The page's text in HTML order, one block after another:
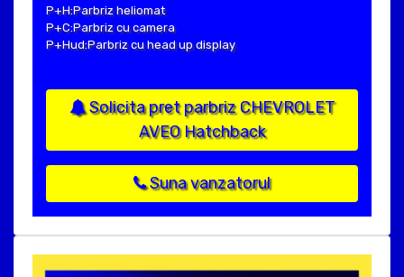
P+H:Parbriz heliomat
P+C:Parbriz cu camera
P+Hud:Parbriz cu head up display
Solicita pret parbriz CHEVROLET
AVEO Hatchback
Suna vanzatorul